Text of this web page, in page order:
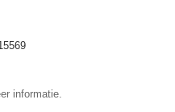
informatie.